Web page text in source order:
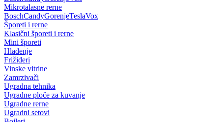
Mikrotalasne rerne
BoschCandyGorenjeTeslaVox
Šporeti i rerne
Klasični šporeti i rerne
Mini šporeti
Hlađenje
Frižideri
Vinske vitrine
Zamrzivači
Ugradna tehnika
Ugradne ploče za kuvanje
Ugradne rerne
Ugradni setovi